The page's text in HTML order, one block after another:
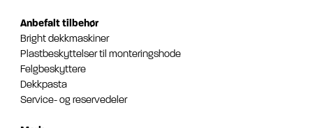
Anbefalt tilbehør
Bright dekkmaskiner
Plastbeskyttelser til monteringshode
Felgbeskyttere
Dekkpasta
Service- og reservedeler